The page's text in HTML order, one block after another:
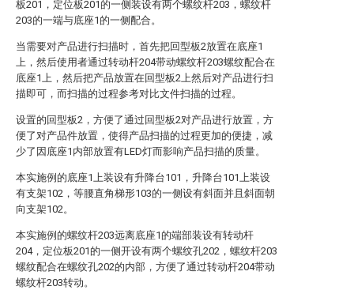
板201，定位板201的一侧装设有两个螺纹杆203，螺纹杆
203的一端与底座1的一侧配合。
当需要对产品进行扫描时，首先把回型板2放置在底座1
上，然后使用者通过转动杆204带动螺纹杆203螺纹配合在
底座1上，然后把产品放置在回型板2上然后对产品进行扫
描即可，而扫描的过程参考对比文件扫描的过程。
设置的回型板2，方便了通过回型板2对产品进行放置，方
便了对产品件放置，使得产品扫描的过程更加的便捷，减
少了因底座1内部放置有LED灯而影响产品扫描的质量。
本实施例的底座1上装设有升降台101，升降台101上装设
有支架102，等腰直角梯形103的一侧设有斜面并且斜面朝
向支架102。
本实施例的螺纹杆203远离底座1的端部装设有转动杆
204，定位板201的一侧开设有两个螺纹孔202，螺纹杆203
螺纹配合在螺纹孔202的内部，方便了通过转动杆204带动
螺纹杆203转动。